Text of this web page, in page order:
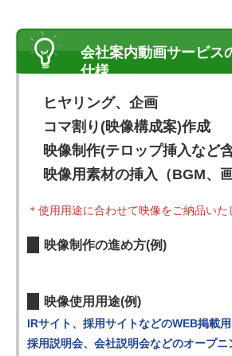
会社案内動画サービス
仕様
ヒヤリング、企画
コマ割り(映像構成案)作成
映像制作(テロップ挿入など
映像用素材の挿入（BGM、画
＊使用用途に合わせて映像をご納品いた
映像制作の進め方(例)
映像使用用途(例)
IRサイト、採用サイトなどのWEB掲載
採用説明会、会社説明会などのオープニ